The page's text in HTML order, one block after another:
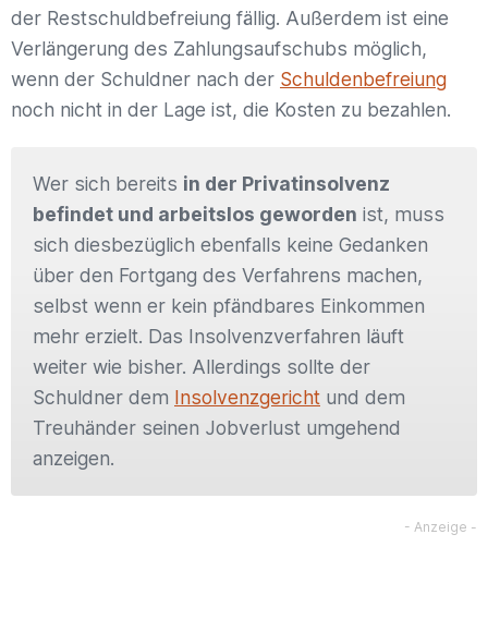
der Restschuldbefreiung fällig. Außerdem ist eine
Verlängerung des Zahlungsaufschubs möglich,
wenn der Schuldner nach der Schuldenbefreiung
noch nicht in der Lage ist, die Kosten zu bezahlen.
Wer sich bereits in der Privatinsolvenz
befindet und arbeitslos geworden ist, muss
sich diesbezüglich ebenfalls keine Gedanken
über den Fortgang des Verfahrens machen,
selbst wenn er kein pfändbares Einkommen
mehr erzielt. Das Insolvenzverfahren läuft
weiter wie bisher. Allerdings sollte der
Schuldner dem Insolvenzgericht und dem
Treuhänder seinen Jobverlust umgehend
anzeigen.